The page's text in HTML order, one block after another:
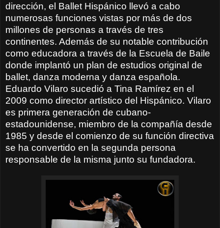
dirección, el Ballet Hispánico llevó a cabo
numerosas funciones vistas por más de dos
millones de personas a través de tres
continentes. Además de su notable contribución
como educadora a través de la Escuela de Baile
donde implantó un plan de estudios original de
ballet, danza moderna y danza española.
Eduardo Vilaro sucedió a Tina Ramírez en el
2009 como director artístico del Hispánico. Vilaro
es primera generación de cubano-
estadounidense, miembro de la compañía desde
1985 y desde el comienzo de su función directiva
se ha convertido en la segunda persona
responsable de la misma junto su fundadora.